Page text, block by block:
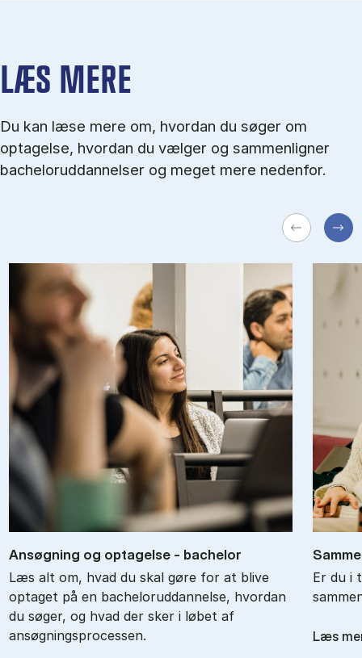
LÆS MERE
Du kan læse mere om, hvordan du søger om
optagelse, hvordan du vælger og sammenligner
bacheloruddannelser og meget mere nedenfor.
An­søg­ning og op­ta­gel­se - ba­chel­or
Læs alt om, hvad du skal gøre for at blive
optaget på en bacheloruddannelse, hvordan
du søger, og hvad der sker i løbet af
ansøgningsprocessen.
Er du i
Læs